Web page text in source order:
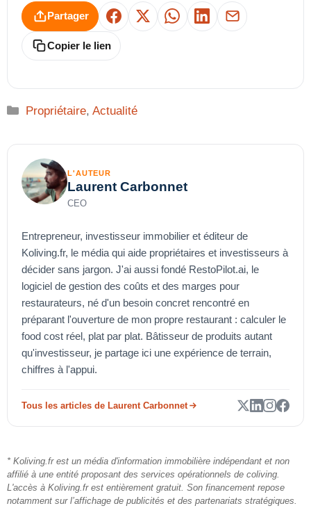
Partager Facebook
X WhatsAppLinkedInE-mail
Copier le lien
Catégories
Propriétaire,Actualité
L'AUTEUR
Laurent Carbonnet
CEO
Entrepreneur, investisseur immobilier et éditeur de
Koliving.fr, le média qui aide propriétaires et investisseurs à
décider sans jargon. J'ai aussi fondé RestoPilot.ai, le
logiciel de gestion des coûts et des marges pour
restaurateurs, né d'un besoin concret rencontré en
préparant l'ouverture de mon propre restaurant : calculer le
food cost réel, plat par plat. Bâtisseur de produits autant
qu'investisseur, je partage ici une expérience de terrain,
chiffres à l'appui.
Tous les articles de Laurent Carbonnet
* Koliving.fr est un média d'information immobilière indépendant et non
affilié à une entité proposant des services opérationnels de coliving.
L'accès à Koliving.fr est entièrement gratuit. Son financement repose
notamment sur l’affichage de publicités et des partenariats stratégiques.